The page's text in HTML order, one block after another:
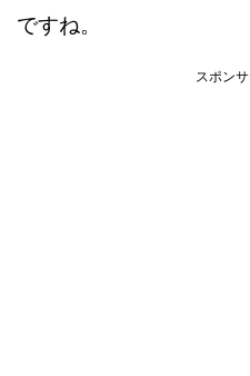
ですね。
スポン